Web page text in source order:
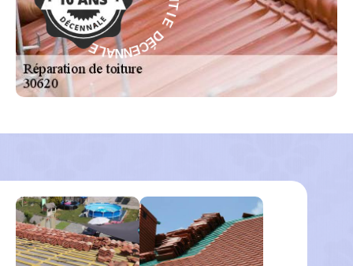
G
A
R
A
N
T
I
E D
É
C
E
N
N
A
L
E
-